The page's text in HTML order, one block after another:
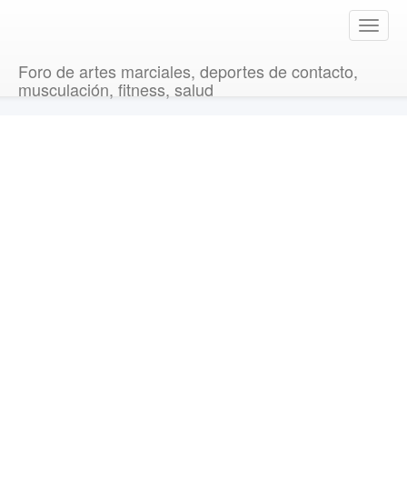
T
o
Foro de artes marciales, deportes de contacto,
musculación, fitness, salud